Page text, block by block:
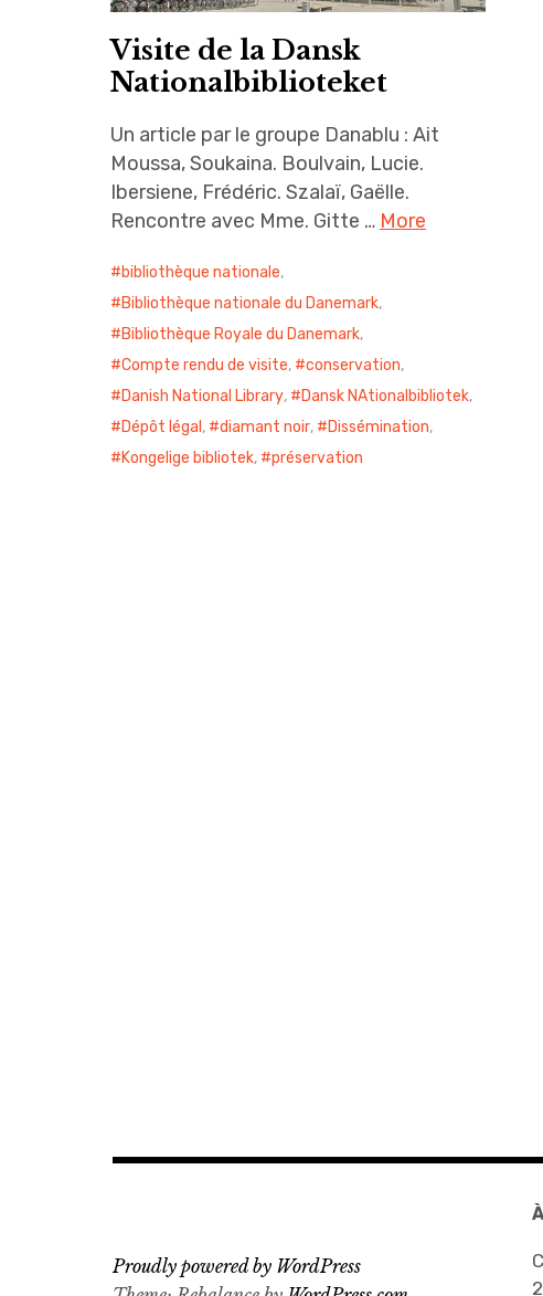
Visite de la Dansk
Nationalbiblioteket
Un article par le groupe Danablu : Ait
Moussa, Soukaina. Boulvain, Lucie.
Ibersiene, Frédéric. Szalaï, Gaëlle.
Rencontre avec Mme. Gitte … More
bibliothèque nationale,
Bibliothèque nationale du Danemark,
Bibliothèque Royale du Danemark,
Compte rendu de visite, conservation,
Danish National Library, Dansk NAtionalbibliotek,
Dépôt légal , diamant noir, Dissémination,
Kongelige bibliotek, préservation
Proudly powered by WordPress